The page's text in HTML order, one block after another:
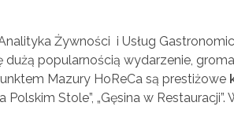
Żywności i Usług
popularnością wydarzenie,
Mazury HoReCa są prestiżowe
Stole”, „Gęsina w